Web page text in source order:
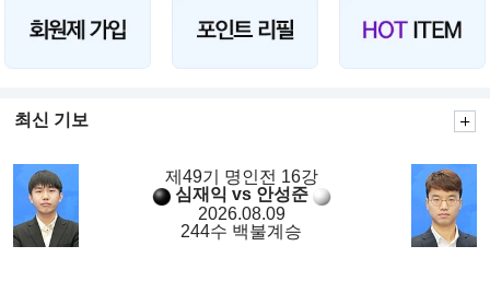
최신 기보
제49기 명인전 16강
심재익 vs 안성준
2026.08.09
244수 백불계승